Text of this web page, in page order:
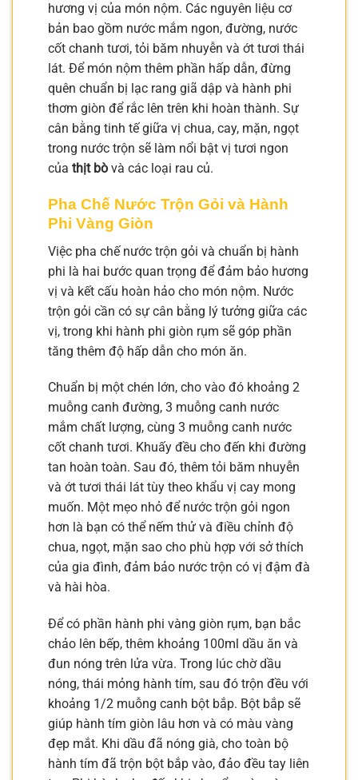
hương vị của món nộm. Các nguyên liệu cơ
bản bao gồm nước mắm ngon, đường, nước
cốt chanh tươi, tỏi băm nhuyễn và ớt tươi thái
lát. Để món nộm thêm phần hấp dẫn, đừng
quên chuẩn bị lạc rang giã dập và hành phi
thơm giòn để rắc lên trên khi hoàn thành. Sự
cân bằng tinh tế giữa vị chua, cay, mặn, ngọt
trong nước trộn sẽ làm nổi bật vị tươi ngon
của thịt bò và các loại rau củ.
Pha Chế Nước Trộn Gỏi và Hành
Phi Vàng Giòn
Việc pha chế nước trộn gỏi và chuẩn bị hành
phi là hai bước quan trọng để đảm bảo hương
vị và kết cấu hoàn hảo cho món nộm. Nước
trộn gỏi cần có sự cân bằng lý tưởng giữa các
vị, trong khi hành phi giòn rụm sẽ góp phần
tăng thêm độ hấp dẫn cho món ăn.
Chuẩn bị một chén lớn, cho vào đó khoảng 2
muỗng canh đường, 3 muỗng canh nước
mắm chất lượng, cùng 3 muỗng canh nước
cốt chanh tươi. Khuấy đều cho đến khi đường
tan hoàn toàn. Sau đó, thêm tỏi băm nhuyễn
và ớt tươi thái lát tùy theo khẩu vị cay mong
muốn. Một mẹo nhỏ để nước trộn gỏi ngon
hơn là bạn có thể nếm thử và điều chỉnh độ
chua, ngọt, mặn sao cho phù hợp với sở thích
của gia đình, đảm bảo nước trộn có vị đậm đà
và hài hòa.
Để có phần hành phi vàng giòn rụm, bạn bắc
chảo lên bếp, thêm khoảng 100ml dầu ăn và
đun nóng trên lửa vừa. Trong lúc chờ dầu
nóng, thái mỏng hành tím, sau đó trộn đều với
khoảng 1/2 muỗng canh bột bắp. Bột bắp sẽ
giúp hành tím giòn lâu hơn và có màu vàng
đẹp mắt. Khi dầu đã nóng già, cho toàn bộ
hành tím đã trộn bột bắp vào, đảo đều tay liên